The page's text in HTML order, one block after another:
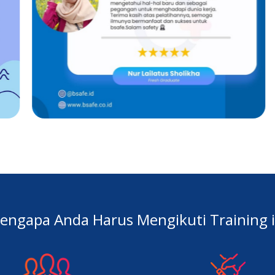
Anda Harus Mengikuti Training